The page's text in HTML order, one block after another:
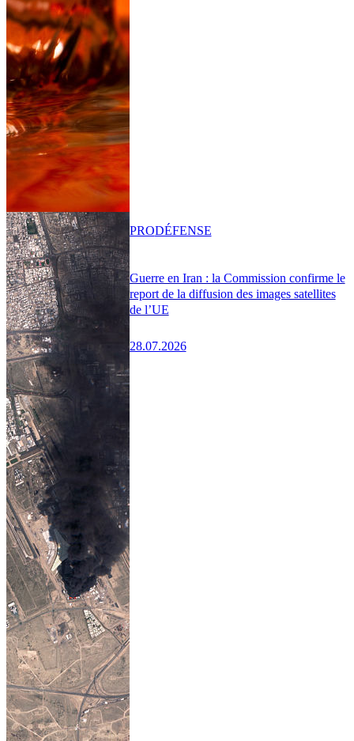
Guerre en Iran : la Commission confirme le
report de la diffusion des images satellites
de l’UE
28.07.2026
PRODÉFENSE